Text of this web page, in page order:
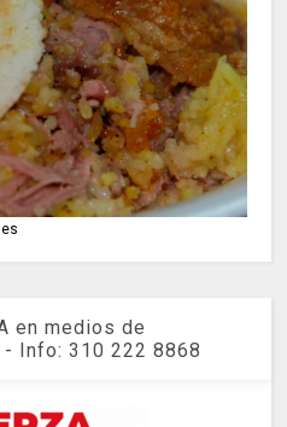
en medios de
Info: 310 222 8868